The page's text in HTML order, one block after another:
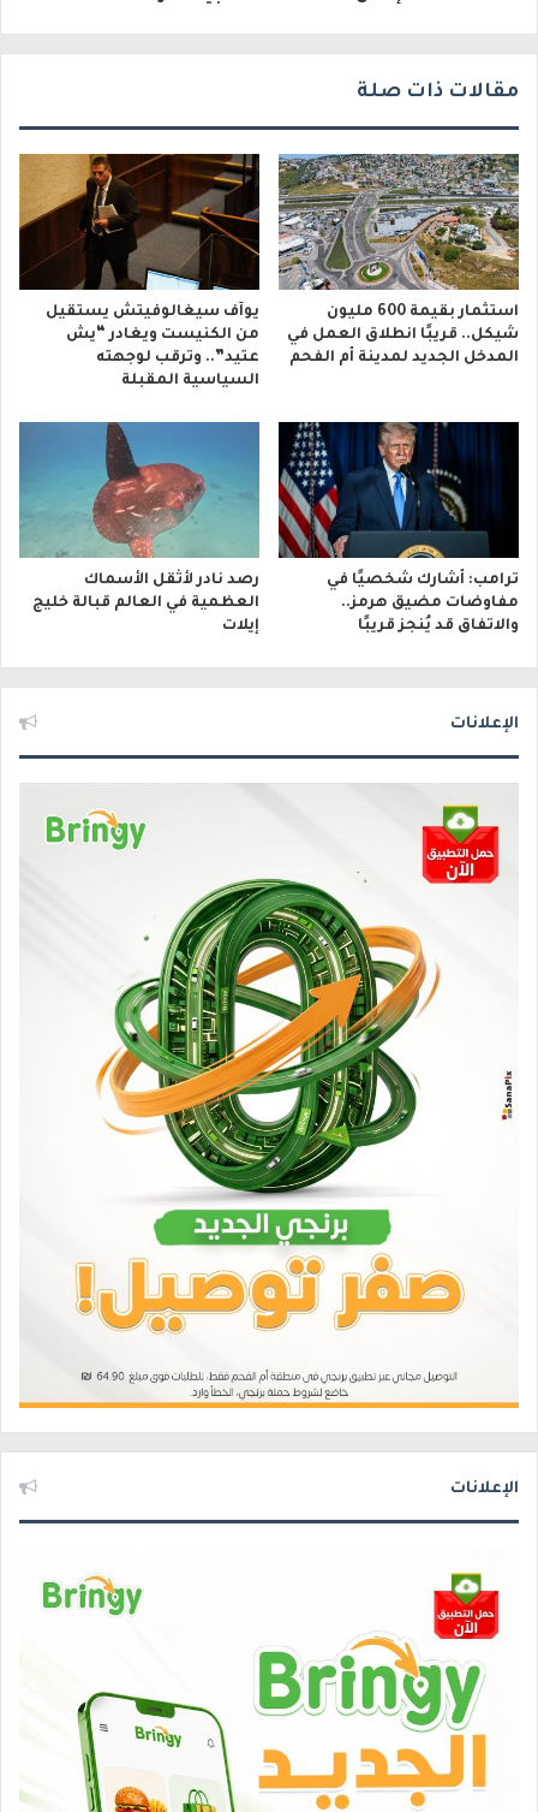
مقالات ذات صلة
استثمار بقيمة 600 مليون
شيكل.. قريبًا انطلاق العمل في
المدخل الجديد لمدينة أم الفحم
يوآف سيغالوفيتش يستقيل
من الكنيست ويغادر “يش
عتيد”.. وترقب لوجهته
السياسية المقبلة
ترامب: أشارك شخصيًا في
مفاوضات مضيق هرمز..
والاتفاق قد يُنجز قريبًا
رصد نادر لأثقل الأسماك
العظمية في العالم قبالة خليج
إيلات
الإعلانات
الإعلانات